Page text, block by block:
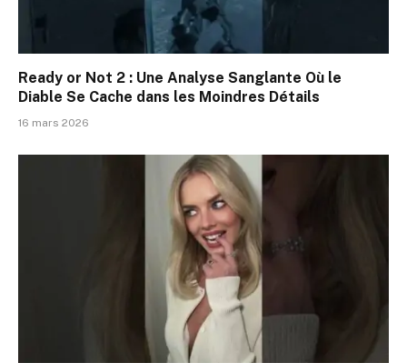
Ready or Not 2 : Une Analyse Sanglante Où le
Diable Se Cache dans les Moindres Détails
16 mars 2026